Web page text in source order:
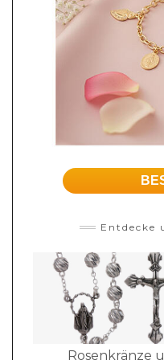
Entdecke
Rosenkränze